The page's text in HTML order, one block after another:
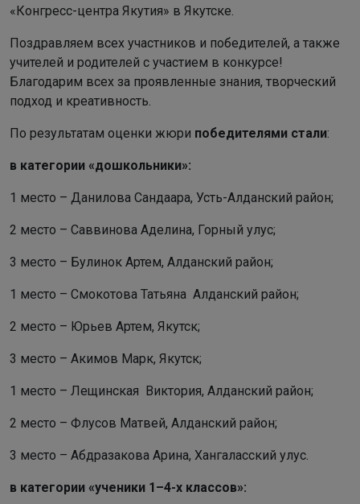
«Конгресс-центра Якутия» в Якутске.
Поздравляем всех участников и победителей, а также
учителей и родителей с участием в конкурсе!
Благодарим всех за проявленные знания, творческий
подход и креативность.
По результатам оценки жюри победителями стали:
в категории «дошкольники»:
1 место – Данилова Сандаара, Усть-Алданский район;
2 место – Саввинова Аделина, Горный улус;
3 место – Булинок Артем, Алданский район;
1 место – Смокотова Татьяна Алданский район;
2 место – Юрьев Артем, Якутск;
3 место – Акимов Марк, Якутск;
1 место – Лещинская Виктория, Алданский район;
2 место – Флусов Матвей, Алданский район;
3 место – Абдразакова Арина, Хангаласский улус.
в категории «ученики 1–4-х классов»: